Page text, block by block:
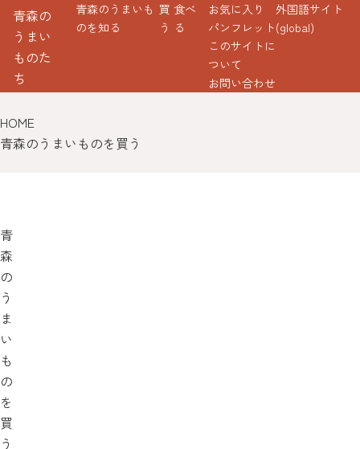
青森の
うまい
ものた
ち
青森のうまいも
のを知る
買
う
食べ
る
お気に入り
パンフレット
このサイトに
ついて
お問い合わせ
外国語サイト
(global)
HOME
青森のうまいものを買う
青
森
の
う
ま
い
も
の
を
買
う